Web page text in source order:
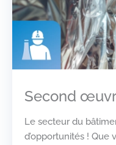
Second
Le secteur du
d’opportunités ! Que